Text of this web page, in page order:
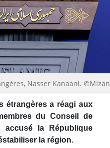
Nasser Kanaani. ©Mizan
étrangères a réagi aux
du Conseil de
accusé la République
la région.